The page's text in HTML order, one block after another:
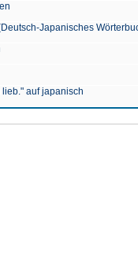
Japanisches
auf japanisch